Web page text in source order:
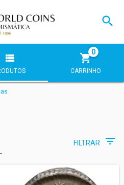
CARRINHO
0
FILTRAR